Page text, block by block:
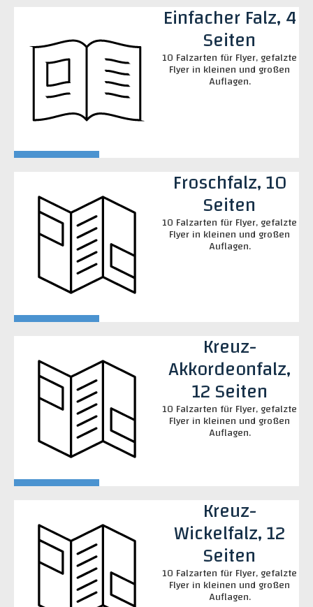
Einfacher Falz, 4
Seiten
10 Falzarten für Flyer, gefalzte
Flyer in kleinen und großen
Auflagen.
Froschfalz, 10
Seiten
10 Falzarten für Flyer, gefalzte
Flyer in kleinen und großen
Auflagen.
Kreuz-
Akkordeonfalz,
12 Seiten
10 Falzarten für Flyer, gefalzte
Flyer in kleinen und großen
Auflagen.
Kreuz-
Wickelfalz, 12
Seiten
10 Falzarten für Flyer, gefalzte
Flyer in kleinen und großen
Auflagen.